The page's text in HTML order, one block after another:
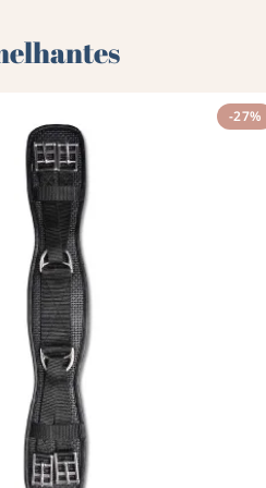
-27%